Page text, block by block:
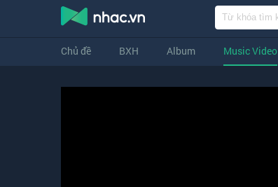
Chủ đề BXH Album Music Video